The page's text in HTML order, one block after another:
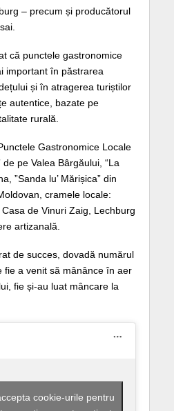
– precum și producătorul
că punctele gastronomice
important în păstrarea
și în atragerea turiștilor
autentice, bazate pe
rurală.
Gastronomice Locale
pe Valea Bârgăului, “La
”Sanda lu’ Mărișica” din
cramele locale:
de Vinuri Zaig, Lechburg
artizanală.
de succes, dovadă numărul
fie a venit să mânânce în aer
fie și-au luat mâncare la
cookie-urile pentru